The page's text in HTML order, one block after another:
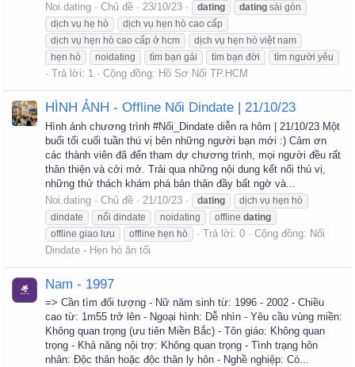
Noi.dating
Chủ đề 23/10/23 dating dating sài gòn
dịch vụ hẹ hò
dịch vụ hẹn hò cao cấp
dịch vụ hẹn hò cao cấp ở hcm
dịch vụ hẹn hò việt nam
hẹn hò
noidating tìm bạn gái tìm bạn đời tìm người yêu
Trả lời: 1 Cộng đồng: Hồ Sơ Nối TP.HCM
HÌNH ẢNH - Offline Nối Dindate | 21/10/23
Hình ảnh chương trình #Nối_Dindate diễn ra hôm | 21/10/23 Một
buổi tối cuối tuần thú vị bên những người bạn mới :) Cảm ơn
các thành viên đã đến tham dự chương trình, mọi người đều rất
thân thiện và cởi mở. Trải qua những nội dung kết nối thú vị,
những thử thách khám phá bản thân đầy bất ngờ và...
Noi.dating
Chủ đề 21/10/23 dating
dịch vụ hẹn hò
dindate
nối dindate noidating offline dating
offline giao lưu
offline hẹn hò Trả lời: 0 Cộng đồng: Nối
Dindate - Hẹn hò ăn tối
Nam - 1997
=> Cần tìm đối tượng - Nữ năm sinh từ: 1996 - 2002 - Chiều
cao từ: 1m55 trở lên - Ngoại hình: Dễ nhìn - Yêu cầu vùng miền:
Không quan trọng (ưu tiên Miền Bắc) - Tôn giáo: Không quan
trọng - Khả năng nội trợ: Không quan trọng - Tình trạng hôn
nhân: Độc thân hoặc độc thân ly hôn - Nghề nghiệp: Có...